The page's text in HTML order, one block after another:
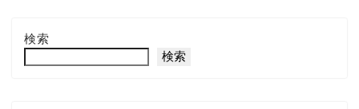
検索
検索